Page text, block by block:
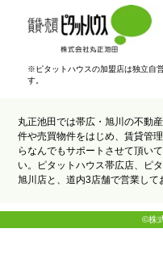
※ピタットハウスの加盟店は独立自
す。
丸正池田では帯広・旭川の不動
件や売買物件をはじめ、賃貸管
らなんでもサポートさせて頂い
い。ピタットハウス帯広店、ピ
旭川店と、道内3店舗で営業して
©株